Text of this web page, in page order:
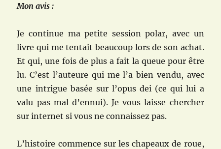
Mon avis :
Je continue ma petite session polar, avec un
livre qui me tentait beaucoup lors de son achat.
Et qui, une fois de plus a fait la queue pour être
lu. C’est l’auteure qui me l’a bien vendu, avec
une intrigue basée sur l’opus dei (ce qui lui a
valu pas mal d’ennui). Je vous laisse chercher
sur internet si vous ne connaissez pas.
L’histoire commence sur les chapeaux de roue,